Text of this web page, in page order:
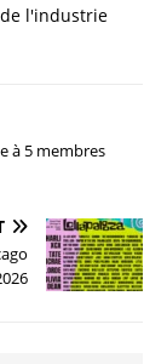
l'industrie
à 5 membres